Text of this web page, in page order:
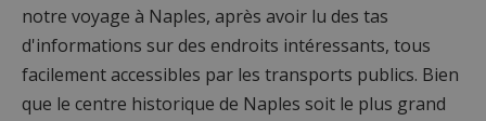
notre voyage à Naples, après avoir lu des tas
d'informations sur des endroits intéressants, tous
facilement accessibles par les transports publics. Bien
que le centre historique de Naples soit le plus grand